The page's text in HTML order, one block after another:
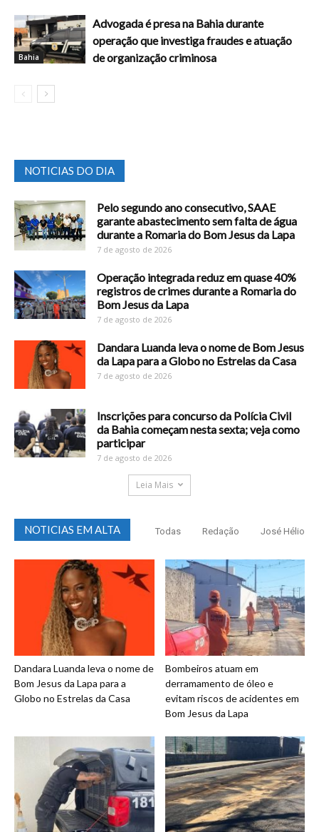
Bahia
Advogada é presa na Bahia durante
operação que investiga fraudes e atuação
de organização criminosa
NOTICIAS DO DIA
Pelo segundo ano consecutivo, SAAE
garante abastecimento sem falta de água
durante a Romaria do Bom Jesus da Lapa
7 de agosto de 2026
Operação integrada reduz em quase 40%
registros de crimes durante a Romaria do
Bom Jesus da Lapa
7 de agosto de 2026
Dandara Luanda leva o nome de Bom Jesus
da Lapa para a Globo no Estrelas da Casa
7 de agosto de 2026
Inscrições para concurso da Polícia Civil
da Bahia começam nesta sexta; veja como
participar
7 de agosto de 2026
Leia Mais
NOTICIAS EM ALTA Todas Redação José Hélio
Dandara Luanda leva o nome de
Bom Jesus da Lapa para a
Globo no Estrelas da Casa
Bombeiros atuam em
derramamento de óleo e
evitam riscos de acidentes em
Bom Jesus da Lapa